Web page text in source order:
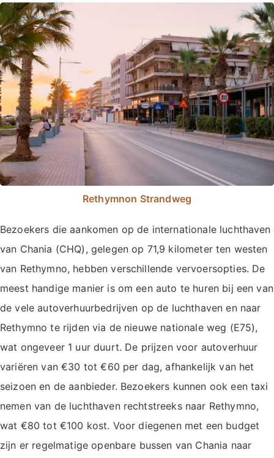
Rethymnon Strandweg
Bezoekers die aankomen op de internationale luchthaven
van Chania (CHQ), gelegen op 71,9 kilometer ten westen
van Rethymno, hebben verschillende vervoersopties. De
meest handige manier is om een auto te huren bij een van
de vele autoverhuurbedrijven op de luchthaven en naar
Rethymno te rijden via de nieuwe nationale weg (E75),
wat ongeveer 1 uur duurt. De prijzen voor autoverhuur
variëren van €30 tot €60 per dag, afhankelijk van het
seizoen en de aanbieder. Bezoekers kunnen ook een taxi
nemen van de luchthaven rechtstreeks naar Rethymno,
wat €80 tot €100 kost. Voor diegenen met een budget
zijn er regelmatige openbare bussen van Chania naar